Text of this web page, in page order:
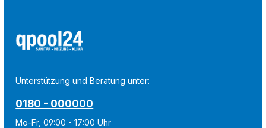
Unterstützung und Beratung unter:
0180 - 000000
Mo-Fr, 09:00 - 17:00 Uhr